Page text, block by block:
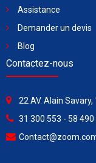
Assistance
Demander un devis
Blog
Contactez-nous
22 AV. Alain
31 300 553 - 58 490